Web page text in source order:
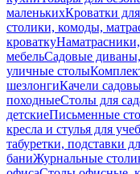
маленькихКроватки
столики, комоды,
кроватку
мебельСадовые диваны,
уличные столы
шезлонгиКачели
походныеСтолы для
детскиеПисьменные
кресла и стулья для
табуретки, подставки
баниЖурнальные